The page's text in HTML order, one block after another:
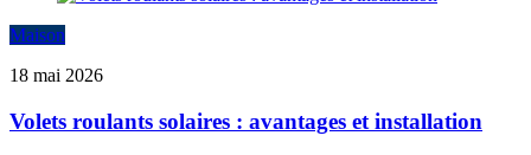
Maison
18 mai 2026
Volets roulants solaires : avantages et installation